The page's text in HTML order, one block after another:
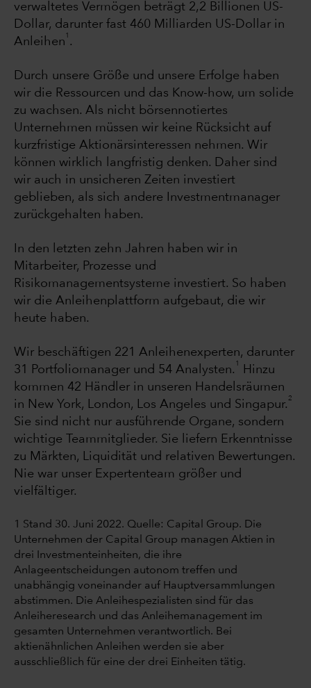
verwaltetes Vermögen beträgt 2,2 Billionen US-
Dollar, darunter fast 460 Milliarden US-Dollar in
Anleihen
1
.
Durch unsere Größe und unsere Erfolge haben
wir die Ressourcen und das Know-how, um solide
zu wachsen. Als nicht börsennotiertes
Unternehmen müssen wir keine Rücksicht auf
kurzfristige Aktionärsinteressen nehmen. Wir
können wirklich langfristig denken. Daher sind
wir auch in unsicheren Zeiten investiert
geblieben, als sich andere Investmentmanager
zurückgehalten haben.
In den letzten zehn Jahren haben wir in
Mitarbeiter, Prozesse und
Risikomanagementsysteme investiert. So haben
wir die Anleihenplattform aufgebaut, die wir
heute haben.
Wir beschäftigen 221 Anleihenexperten, darunter
31 Portfoliomanager und 54 Analysten.
1
Hinzu
kommen 42 Händler in unseren Handelsräumen
in New York, London, Los Angeles und Singapur.
2
Sie sind nicht nur ausführende Organe, sondern
wichtige Teammitglieder. Sie liefern Erkenntnisse
zu Märkten, Liquidität und relativen Bewertungen.
Nie war unser Expertenteam größer und
vielfältiger.
1 Stand 30. Juni 2022. Quelle: Capital Group. Die
Unternehmen der Capital Group managen Aktien in
drei Investmenteinheiten, die ihre
Anlageentscheidungen autonom treffen und
unabhängig voneinander auf Hauptversammlungen
abstimmen. Die Anleihespezialisten sind für das
Anleiheresearch und das Anleihemanagement im
gesamten Unternehmen verantwortlich. Bei
aktienähnlichen Anleihen werden sie aber
ausschließlich für eine der drei Einheiten tätig.